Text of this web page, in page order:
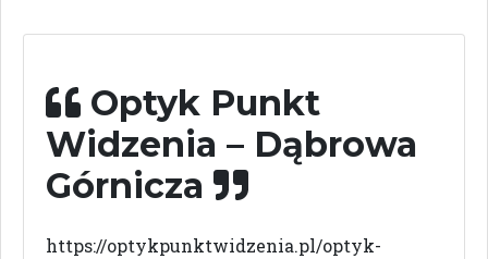
Optyk Punkt
Widzenia – Dąbrowa
Górnicza
https://optykpunktwidzenia.pl/optyk-